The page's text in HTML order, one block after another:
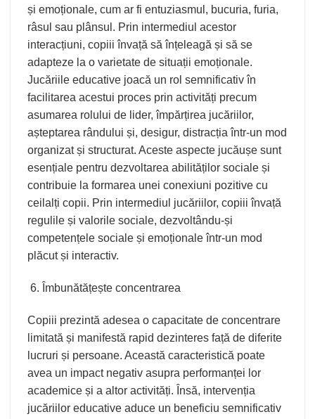
și emoționale, cum ar fi entuziasmul, bucuria, furia,
râsul sau plânsul. Prin intermediul acestor
interacțiuni, copiii învață să înțeleagă și să se
adapteze la o varietate de situații emoționale.
Jucăriile educative joacă un rol semnificativ în
facilitarea acestui proces prin activități precum
asumarea rolului de lider, împărțirea jucăriilor,
așteptarea rândului și, desigur, distracția într-un mod
organizat și structurat. Aceste aspecte jucăușe sunt
esențiale pentru dezvoltarea abilităților sociale și
contribuie la formarea unei conexiuni pozitive cu
ceilalți copii. Prin intermediul jucăriilor, copiii învață
regulile și valorile sociale, dezvoltându-și
competențele sociale și emoționale într-un mod
plăcut și interactiv.
Îmbunătățește concentrarea
Copiii prezintă adesea o capacitate de concentrare
limitată și manifestă rapid dezinteres față de diferite
lucruri și persoane. Această caracteristică poate
avea un impact negativ asupra performanței lor
academice și a altor activități. Însă, intervenția
jucăriilor educative aduce un beneficiu semnificativ